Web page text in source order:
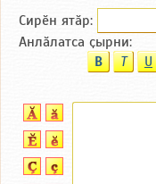
Сирӗн ятӑp:
Анлӑлатса ҫырни:
B T U